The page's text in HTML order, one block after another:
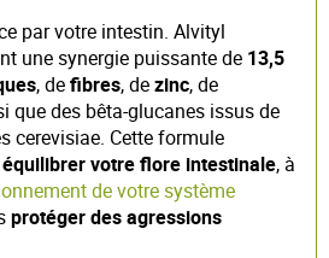
par votre intestin. Alvityl
une synergie puissante de 13,5
, defibres, dezinc, de
que des bêta-glucanes issus de
cerevisiae. Cette formule
équilibrer votre flore intestinale, à
de votre système
protéger des agressions